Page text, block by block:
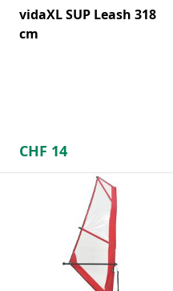
vidaXL SUP Leash 318
cm
CHF 14